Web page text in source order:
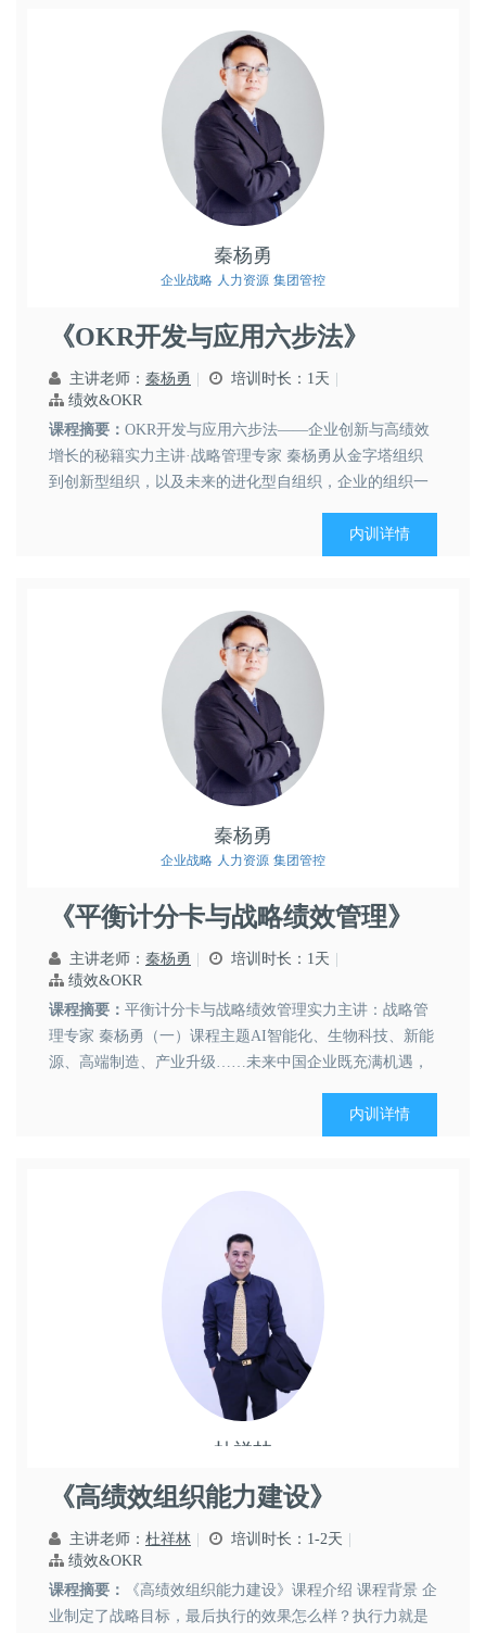
秦杨勇
企业战略 人力资源 集团管控
《OKR开发与应用六步法》
主讲老师： 秦杨勇
培训时长：1天
绩效&OKR
课程摘要： OKR开发与应用六步法——企业创新与高绩效
增长的秘籍实力主讲·战略管理专家 秦杨勇从金字塔组织
到创新型组织，以及未来的进化型自组织，企业的组织一
的一种员工目标自我管理工具。而目前管理界关于OKR的
课程可谓“鱼龙混杂”,针对OKR的解释也是“五花八门”，有
内训详情
秦杨勇
企业战略 人力资源 集团管控
《平衡计分卡与战略绩效管理》
主讲老师： 秦杨勇
培训时长：1天
绩效&OKR
课程摘要： 平衡计分卡与战略绩效管理实力主讲：战略管
理专家 秦杨勇（一）课程主题AI智能化、生物科技、新能
源、高端制造、产业升级……未来中国企业既充满机遇，
如何在战略执行过程中将战略转化为责任机制，确保战略
落地？如何将公司战略愿景与年度经营计划、财务预算、
内训详情
杜祥林
《高绩效组织能力建设》
主讲老师： 杜祥林
培训时长：1-2天
绩效&OKR
课程摘要：
《高绩效组织能力建设》课程介绍 课程背景 企
业制定了战略目标，最后执行的效果怎么样？执行力就是